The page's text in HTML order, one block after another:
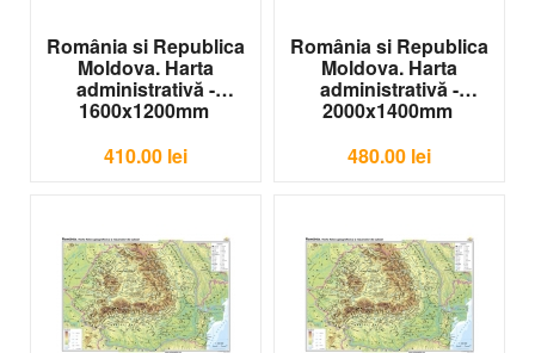
România si Republica
Moldova. Harta
administrativă -
1600x1200mm
410.00 lei
România si Republica
Moldova. Harta
administrativă -
2000x1400mm
480.00 lei